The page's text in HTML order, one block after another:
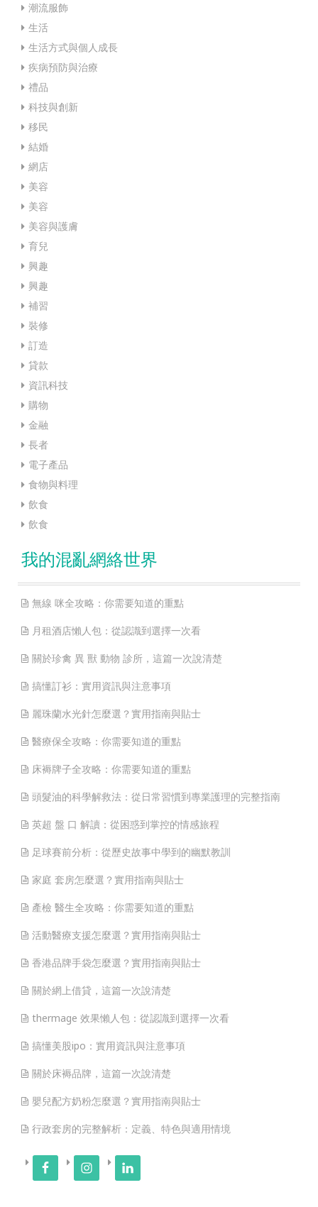
潮流服飾
生活
生活方式與個人成長
疾病預防與治療
禮品
科技與創新
移民
結婚
網店
美容
美容
美容與護膚
育兒
興趣
興趣
補習
裝修
訂造
貸款
資訊科技
購物
金融
長者
電子產品
食物與料理
飲食
飲食
我的混亂網絡世界
無線 咪全攻略：你需要知道的重點
月租酒店懶人包：從認識到選擇一次看
關於珍禽 異 獸 動物 診所，這篇一次說清楚
搞懂訂衫：實用資訊與注意事項
麗珠蘭水光針怎麼選？實用指南與貼士
醫療保全攻略：你需要知道的重點
床褥牌子全攻略：你需要知道的重點
頭髮油的科學解救法：從日常習慣到專業護理的完整指南
英超 盤 口 解讀：從困惑到掌控的情感旅程
足球賽前分析：從歷史故事中學到的幽默教訓
家庭 套房怎麼選？實用指南與貼士
產檢 醫生全攻略：你需要知道的重點
活動醫療支援怎麼選？實用指南與貼士
香港品牌手袋怎麼選？實用指南與貼士
關於網上借貸，這篇一次說清楚
thermage 效果懶人包：從認識到選擇一次看
搞懂美股ipo：實用資訊與注意事項
關於床褥品牌，這篇一次說清楚
嬰兒配方奶粉怎麼選？實用指南與貼士
行政套房的完整解析：定義、特色與適用情境